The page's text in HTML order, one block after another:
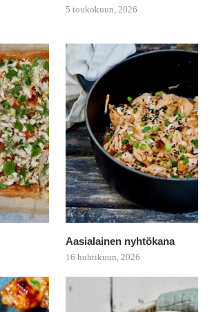
5 toukokuun, 2026
Aasialainen nyhtökana
16 huhtikuun, 2026